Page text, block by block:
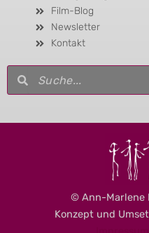
Film-Blog
Newsletter
Kontakt
SucheSuche
© Ann-Marlene
Konzept und